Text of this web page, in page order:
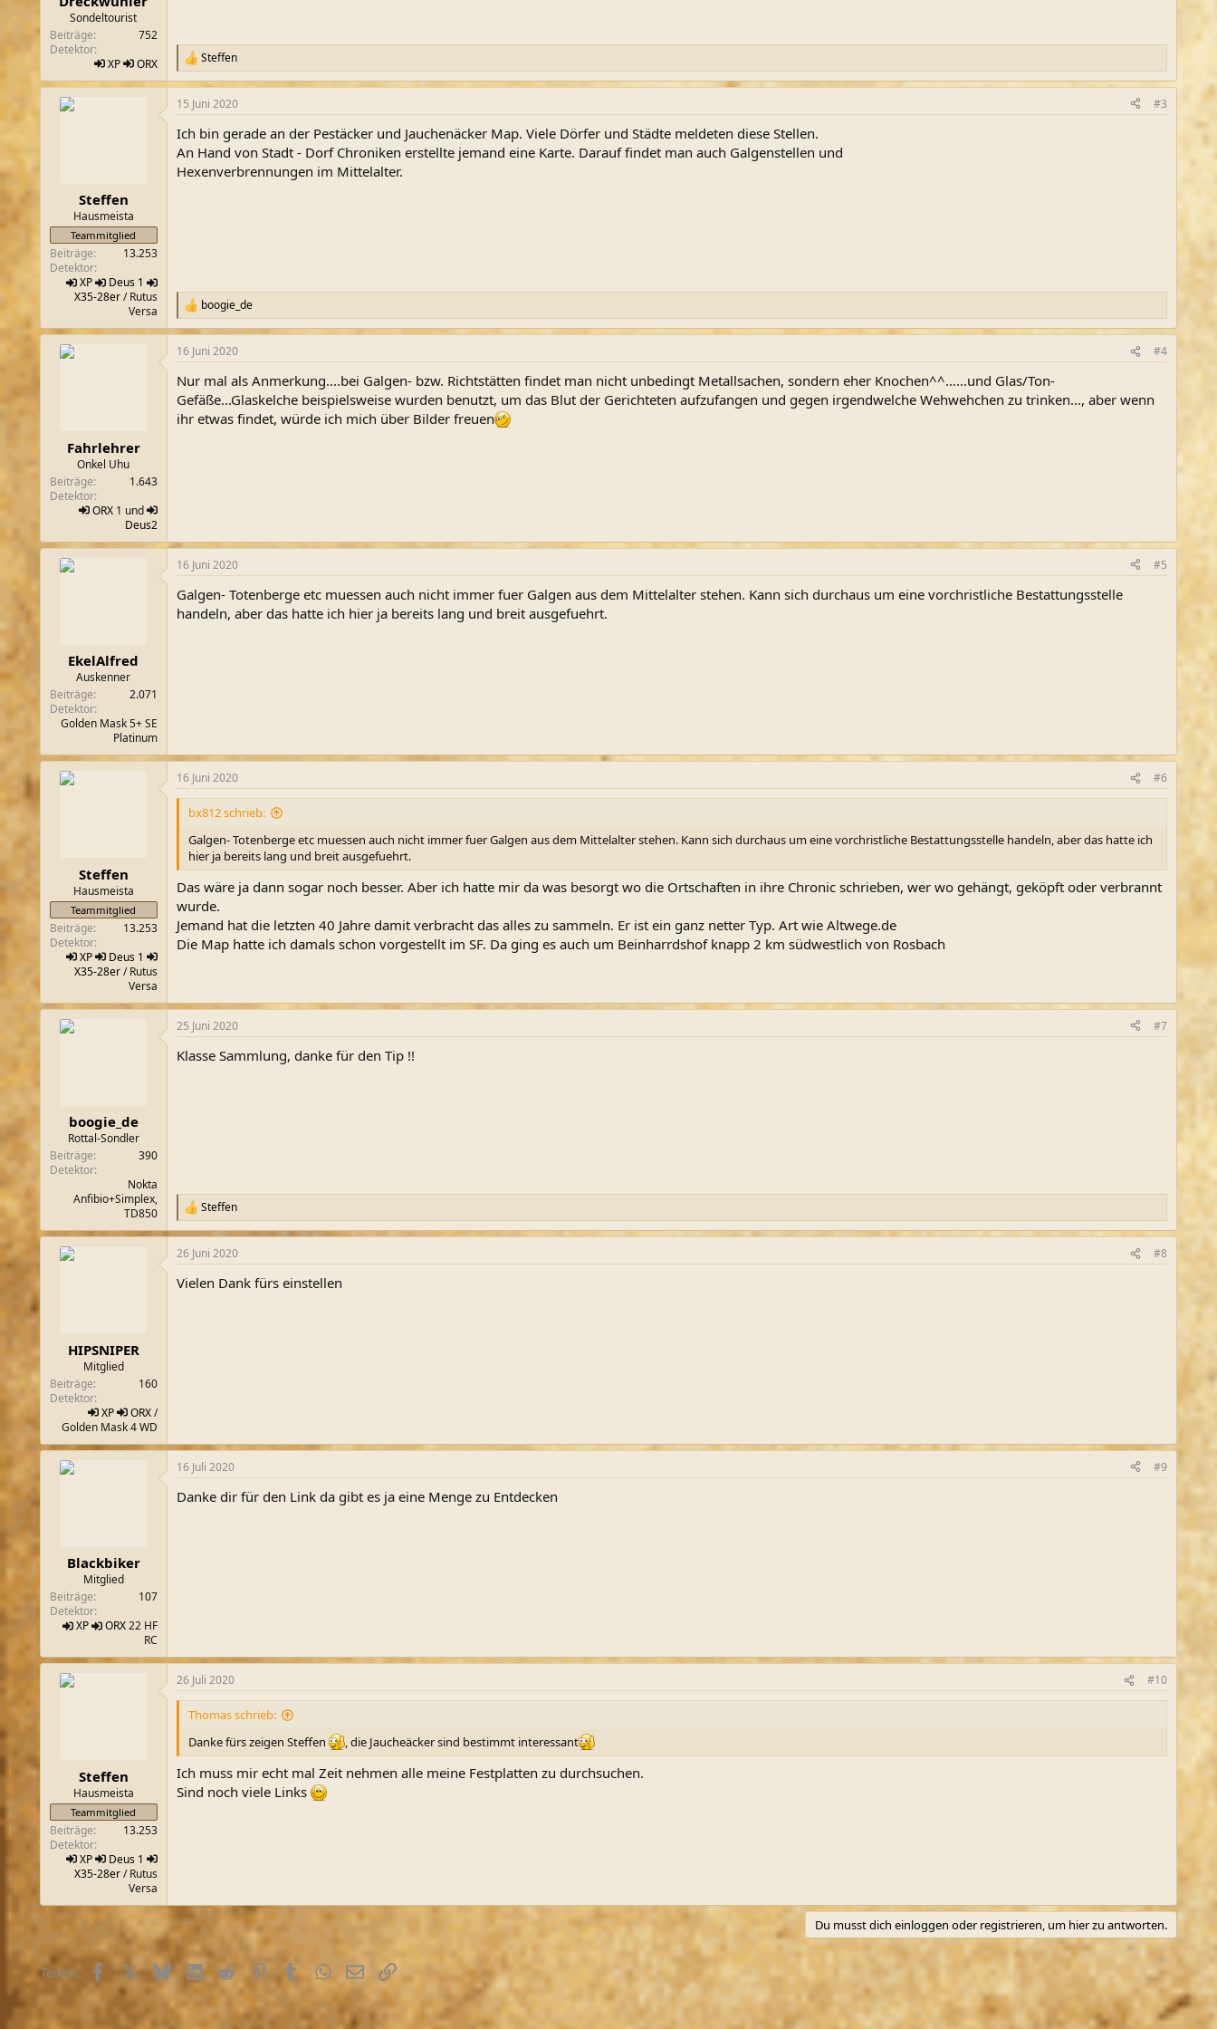
Sondeltourist
Beiträge
752
Detektor
XP
ORX
R
e
a
k
i
o
n
e
Steffen
Steffen
Hausmeista
Teammitglied
Beiträge
13.253
Detektor
XP
Deus 1
X35-28er/ Rutus
Versa
15 Juni 2020 #3
Ich bin gerade an der Pestäcker und Jauchenäcker Map. Viele Dörfer und Städte meldeten diese Stellen.
An Hand von Stadt - Dorf Chroniken erstellte jemand eine Karte. Darauf findet man auch Galgenstellen und
Hexenverbrennungen im Mittelalter.
R
e
a
k
i
o
n
e
boogie_de
Fahrlehrer
Onkel Uhu
Beiträge
1.643
Detektor
ORX1 und
Deus2
16 Juni 2020 #4
Nur mal als Anmerkung....bei Galgen- bzw. Richtstätten findet man nicht unbedingt Metallsachen, sondern eher Knochen^^…...und Glas/Ton-
Gefäße...Glaskelche beispielsweise wurden benutzt, um das Blut der Gerichteten aufzufangen und gegen irgendwelche Wehwehchen zu trinken..., aber wenn
ihr etwas findet, würde ich mich über Bilder freuen
EkelAlfred
Auskenner
Beiträge
2.071
Detektor
Golden Mask 5+ SE
Platinum
16 Juni 2020 #5
Galgen- Totenberge etc muessen auch nicht immer fuer Galgen aus dem Mittelalter stehen. Kann sich durchaus um eine vorchristliche Bestattungsstelle
handeln, aber das hatte ich hier ja bereits lang und breit ausgefuehrt.
Steffen
Hausmeista
Teammitglied
Beiträge
13.253
Detektor
XP
Deus 1
X35-28er/ Rutus
Versa
16 Juni 2020 #6
bx812 schrieb:
Galgen- Totenberge etc muessen auch nicht immer fuer Galgen aus dem Mittelalter stehen. Kann sich durchaus um eine vorchristliche Bestattungsstelle handeln, aber das hatte ich
hier ja bereits lang und breit ausgefuehrt.
Das wäre ja dann sogar noch besser. Aber ich hatte mir da was besorgt wo die Ortschaften in ihre Chronic schrieben, wer wo gehängt, geköpft oder verbrannt
wurde.
Jemand hat die letzten 40 Jahre damit verbracht das alles zu sammeln. Er ist ein ganz netter Typ. Art wie Altwege.de
Die Map hatte ich damals schon vorgestellt im SF. Da ging es auch um Beinharrdshof knapp 2 km südwestlich von Rosbach
boogie_de
Rottal-Sondler
Beiträge
390
Detektor
Nokta
Anfibio+Simplex,
TD850
25 Juni 2020 #7
Klasse Sammlung, danke für den Tip !!
R
e
a
k
i
Steffen
HIPSNIPER
Mitglied
Beiträge
160
Detektor
XP
ORX/
Golden Mask 4 WD
26 Juni 2020 #8
Vielen Dank fürs einstellen
Blackbiker
Mitglied
Beiträge
107
Detektor
XP
ORX22 HF
RC
16 Juli 2020 #9
Danke dir für den Link da gibt es ja eine Menge zu Entdecken
Steffen
Hausmeista
Teammitglied
Beiträge
13.253
Detektor
XP
Deus 1
X35-28er/ Rutus
Versa
26 Juli 2020 #10
Thomas schrieb:
Danke fürs zeigen Steffen
, die Jaucheäcker sind bestimmt interessant
Ich muss mir echt mal Zeit nehmen alle meine Festplatten zu durchsuchen.
Sind noch viele Links
Du musst dich einloggen oder registrieren, um hier zu antworten.
Teilen: FacebookX (Twitter)
BlueskyLinkedIn
Reddit PinterestTumblrWhatsApp
E-MailLink